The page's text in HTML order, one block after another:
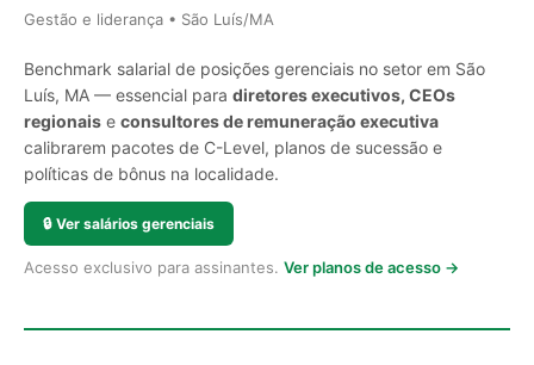
Gestão e liderança • São Luís/MA
Benchmark salarial de posições gerenciais no setor em São
Luís, MA — essencial para diretores executivos, CEOs
regionais e consultores de remuneração executiva
calibrarem pacotes de C-Level, planos de sucessão e
políticas de bônus na localidade.
🔒 Ver salários gerenciais
Acesso exclusivo para assinantes. Ver planos de acesso →